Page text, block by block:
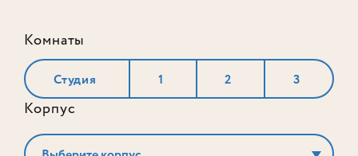
Комнаты
Студия 1 2 3
Корпус